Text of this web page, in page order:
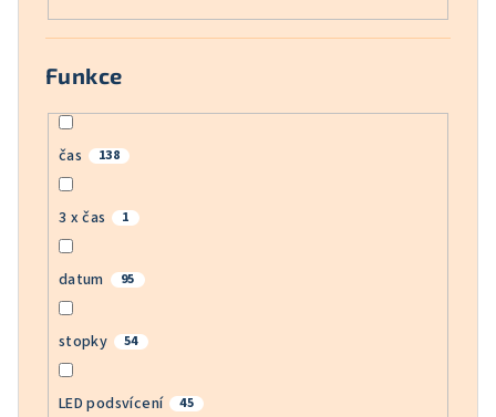
Funkce
čas 138
3 x čas 1
datum 95
stopky 54
LED podsvícení 45